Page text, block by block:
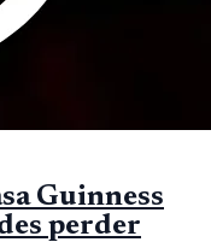
Guinness
perder